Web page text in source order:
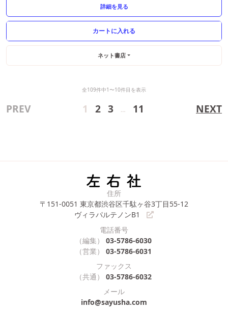
詳細を見る
ネット書店
全109件中1〜10件目を表示
PREV 1 2 3 … 11 NEXT
住所
〒151-0051 東京都渋谷区千駄ヶ谷3丁目55-12
ヴィラパルテノンB1
電話番号
（編集）
03-5786-6030
（営業）
03-5786-6031
ファックス
（共通）
03-5786-6032
メール
info@sayusha.com